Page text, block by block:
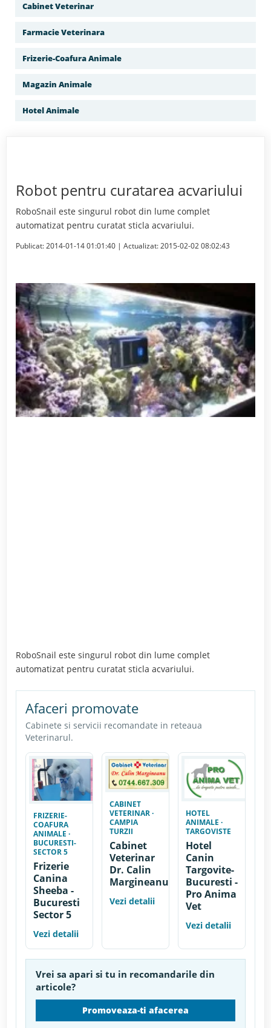
Cabinet Veterinar
Farmacie Veterinara
Frizerie-Coafura Animale
Magazin Animale
Hotel Animale
Robot pentru curatarea acvariului
RoboSnail este singurul robot din lume complet
automatizat pentru curatat sticla acvariului.
Publicat: 2014-01-14 01:01:40 | Actualizat: 2015-02-02 08:02:43
RoboSnail este singurul robot din lume complet
automatizat pentru curatat sticla acvariului.
Afaceri promovate
Cabinete si servicii recomandate in reteaua
Veterinarul.
FRIZERIE-
COAFURA
ANIMALE ·
BUCURESTI-
SECTOR 5
Frizerie
Canina
Sheeba -
Bucuresti
Sector 5
Vezi detalii
CABINET
VETERINAR ·
CAMPIA
TURZII
Cabinet
Veterinar
Dr. Calin
Margineanu
Vezi detalii
HOTEL
ANIMALE ·
TARGOVISTE
Hotel
Canin
Targovite-
Bucuresti -
Pro Anima
Vet
Vezi detalii
Vrei sa apari si tu in recomandarile din
articole?
Promoveaza-ti afacerea